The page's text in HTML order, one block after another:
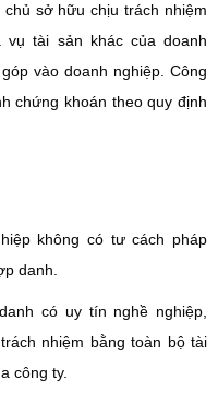
sở hữu chịu trách nhiệm
tài sản khác của doanh
vào doanh nghiệp. Công
chứng khoán theo quy định
không có tư cách pháp
danh.
có uy tín nghề nghiệp,
nhiệm bằng toàn bộ tài
công ty.